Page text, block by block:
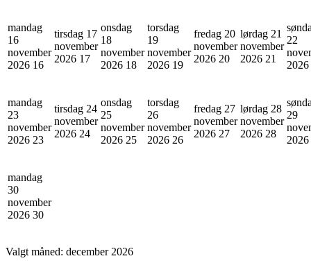
mandag
16
november
2026 16
tirsdag 17
november
2026 17
onsdag
18
november
2026 18
torsdag
19
november
2026 19
fredag 20
november
2026 20
lørdag 21
november
2026 21
22
2026
mandag
23
november
2026 23
tirsdag 24
november
2026 24
onsdag
25
november
2026 25
torsdag
26
november
2026 26
fredag 27
november
2026 27
lørdag 28
november
2026 28
29
2026
mandag
30
november
2026 30
Valgt måned: december 2026